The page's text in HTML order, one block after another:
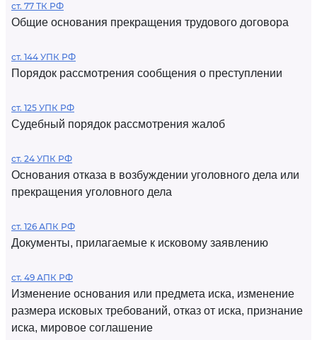
ст. 77 ТК РФ
Общие основания прекращения трудового договора
ст. 144 УПК РФ
Порядок рассмотрения сообщения о преступлении
ст. 125 УПК РФ
Судебный порядок рассмотрения жалоб
ст. 24 УПК РФ
Основания отказа в возбуждении уголовного дела или
прекращения уголовного дела
ст. 126 АПК РФ
Документы, прилагаемые к исковому заявлению
ст. 49 АПК РФ
Изменение основания или предмета иска, изменение
размера исковых требований, отказ от иска, признание
иска, мировое соглашение